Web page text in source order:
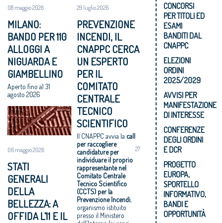
08 maggio 2026
MILANO:
BANDO PER 110
ALLOGGI A
NIGUARDA E
GIAMBELLINO
Aperto fino al 31
agosto 2026
06 maggio 2026
STATI
GENERALI
DELLA
BELLEZZA: A
OFFIDA L’11 E IL
29 luglio 2026
PREVENZIONE
INCENDI, IL
CNAPPC CERCA
UN ESPERTO
PER IL
COMITATO
CENTRALE
TECNICO
SCIENTIFICO
Il CNAPPC avvia la call
per raccogliere
candidature per
individuare il proprio
rappresentante nel
Comitato Centrale
Tecnico Scientifico
(CCTS) per la
Prevenzione Incendi,
organismo istituito
presso il Ministero
27
CONCORSI
PER TITOLI ED
ESAMI
BANDITI DAL
CNAPPC
ELEZIONI
ORDINI
2025/2029
AVVISI PER
MANIFESTAZIONE
DI INTERESSE
CONFERENZE
DEGLI ORDINI
E DCR
PROGETTO
EUROPA,
SPORTELLO
INFORMATIVO,
BANDI E
OPPORTUNITÀ